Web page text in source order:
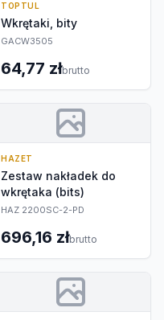
TOPTUL
Wkrętaki, bity
GACW3505
64,77 złbrutto
HAZET
Zestaw nakładek do
wkrętaka (bits)
HAZ 2200SC-2-PD
696,16 złbrutto